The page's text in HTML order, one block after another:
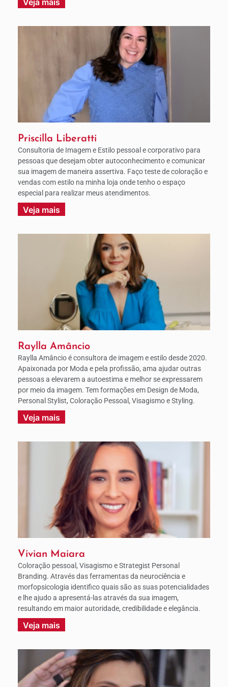
Veja mais
Priscilla Liberatti
Consultoria de Imagem e Estilo pessoal e corporativo para
pessoas que desejam obter autoconhecimento e comunicar
sua imagem de maneira assertiva. Faço teste de coloração e
vendas com estilo na minha loja onde tenho o espaço
especial para realizar meus atendimentos.
Veja mais
Raylla Amâncio
Raylla Amâncio é consultora de imagem e estilo desde 2020.
Apaixonada por Moda e pela profissão, ama ajudar outras
pessoas a elevarem a autoestima e melhor se expressarem
por meio da imagem. Tem formações em Design de Moda,
Personal Stylist, Coloração Pessoal, Visagismo e Styling.
Veja mais
Vivian Maiara
Coloração pessoal, Visagismo e Strategist Personal
Branding. Através das ferramentas da neurociência e
morfopsicologia identifico quais são as suas potencialidades
e lhe ajudo a apresentá-las através da sua imagem,
resultando em maior autoridade, credibilidade e elegância.
Veja mais